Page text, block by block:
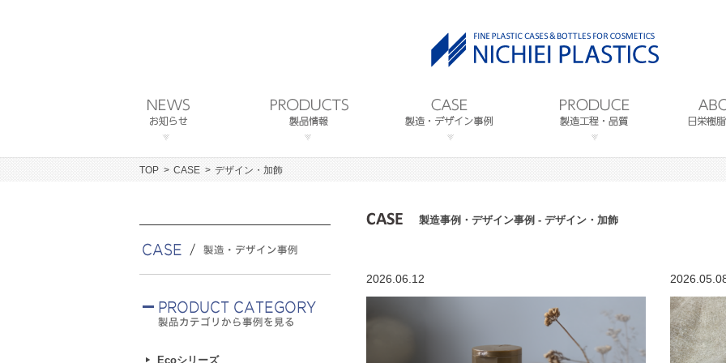
TOP CASE デザイン・加飾
製造事例・デザイン事例 - デザイン・加飾
2026.06.12
Ecoシリーズ